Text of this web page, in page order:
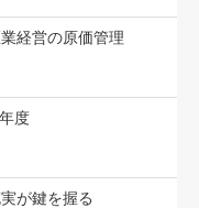
経営の原価管理
度
が鍵を握る